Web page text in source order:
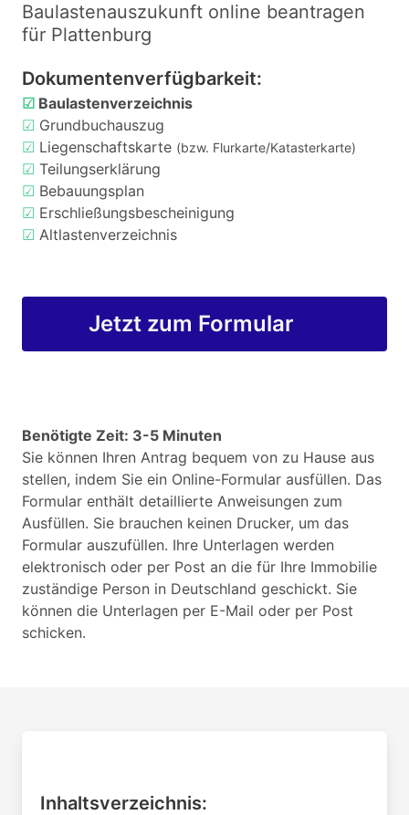
Baulastenauszukunft online beantragen
für Plattenburg
Dokumentenverfügbarkeit:
☑ Baulastenverzeichnis
☑ Grundbuchauszug
☑ Liegenschaftskarte (bzw. Flurkarte/Katasterkarte)
☑ Teilungserklärung
☑ Bebauungsplan
☑ Erschließungsbescheinigung
☑ Altlastenverzeichnis
Jetzt zum Formular
Benötigte Zeit: 3-5 Minuten
Sie können Ihren Antrag bequem von zu Hause aus
stellen, indem Sie ein Online-Formular ausfüllen. Das
Formular enthält detaillierte Anweisungen zum
Ausfüllen. Sie brauchen keinen Drucker, um das
Formular auszufüllen. Ihre Unterlagen werden
elektronisch oder per Post an die für Ihre Immobilie
zuständige Person in Deutschland geschickt. Sie
können die Unterlagen per E-Mail oder per Post
schicken.
Inhaltsverzeichnis: